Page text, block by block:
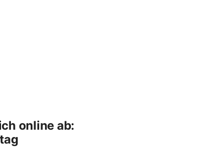
online ab: